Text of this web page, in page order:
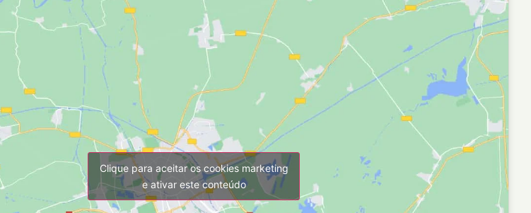
Clique para aceitar os cookies marketing
e ativar este conteúdo